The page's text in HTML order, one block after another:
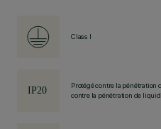
Class I
Protégé contre la pénétration
contre la pénétration de